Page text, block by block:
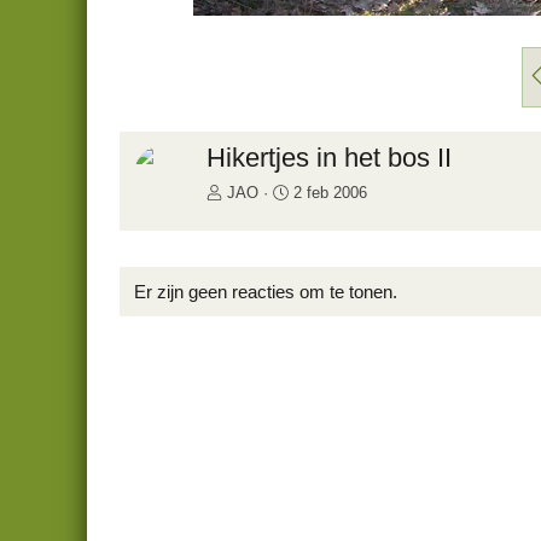
o
r
Hikertjes in het bos II
JAO 2 feb 2006
Er zijn geen reacties om te tonen.